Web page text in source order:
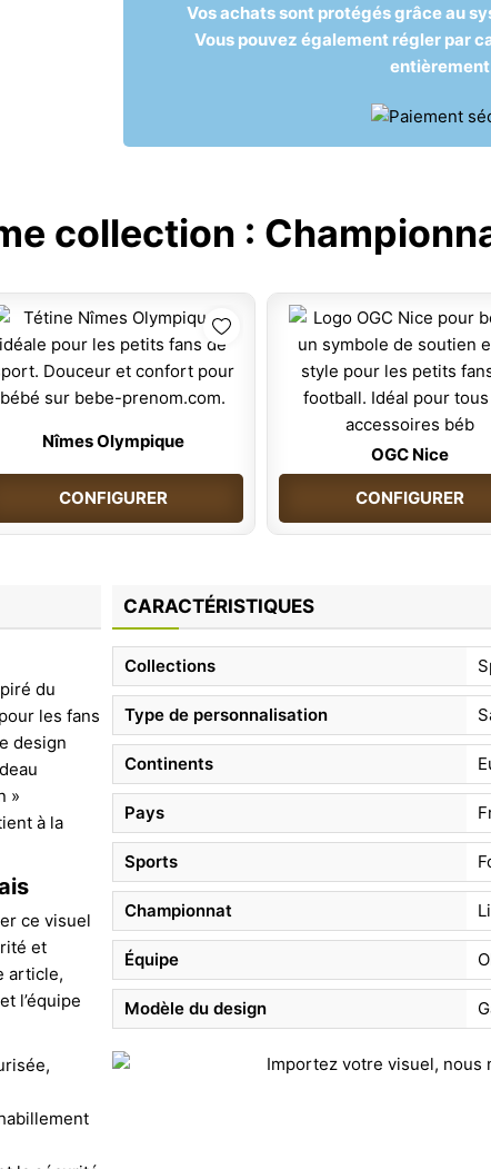
Vos achats sont protégés grâce au
Vous pouvez également régler par
collection :
Nîmes Olympique
CONFIGURER
OGC Nice
CONFIGURER
du
les fans
design
»
à la
ce visuel
et
article,
l’équipe
CARACTÉRISTIQUES
Collections
Type de personnalisation
Continents
Pays
Sports
Championnat
Équipe
Modèle du design